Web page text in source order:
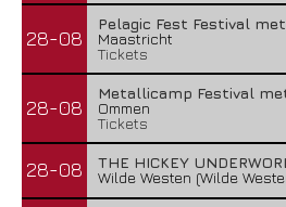
28-08
Pelagic Fest Festival
Maastricht
Tickets
28-08
Metallicamp Festival met
Ommen
Tickets
28-08
THE HICKEY
Wilde Westen (Wilde